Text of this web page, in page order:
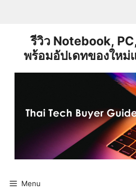
รีวิว Notebook,
พร้อมอัปเดทของใหม่
Menu